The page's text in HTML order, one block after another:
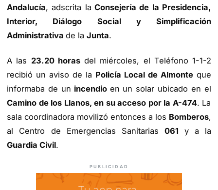
Andalucía, adscrita la Consejería de la Presidencia,
Interior, Diálogo Social y Simplificación
Administrativa de la Junta.
A las 23.20 horasdel miércoles, el Teléfono 1-1-2
recibió un aviso de la Policía Local de Almonteque
informaba de un incendio en un solar ubicado en el
Camino de los Llanos, en su acceso por la A-474. La
sala coordinadora movilizó entonces a los Bomberos,
al Centro de Emergencias Sanitarias061 y a la
Guardia Civil.
PUBLICIDAD